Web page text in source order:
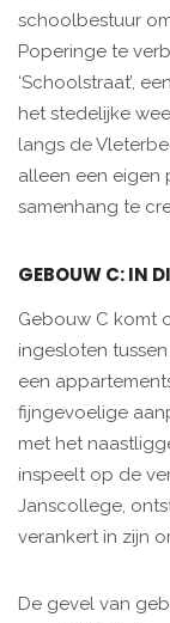
schoolbestuur
Poperinge te
‘Schoolstraat’,
het stedelijke
langs de
alleen een eigen
samenhang te
GEBOUW C: IN
Gebouw C komt
ingesloten
een
fijngevoelige
met het
inspeelt op de
Janscollege,
verankert in zijn
De gevel van